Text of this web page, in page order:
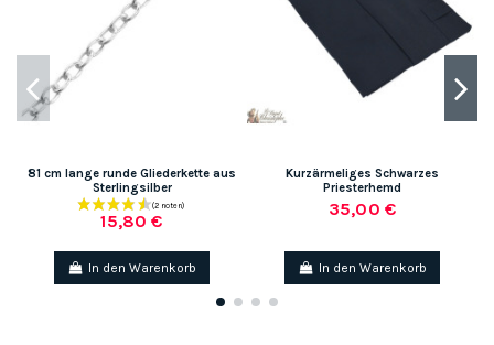
81 cm lange runde Gliederkette aus
Sterlingsilber
15,80 €
In den Warenkorb
Kurzärmeliges Schwarzes
Priesterhemd
35,00 €
In den Warenkorb